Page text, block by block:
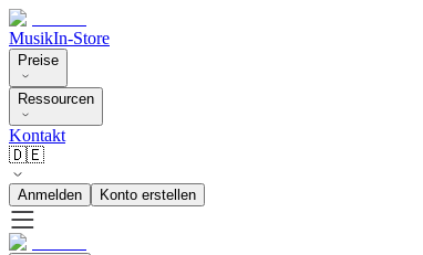
MusikIn-Store
Preise
Ressourcen
Kontakt
🇩🇪
Anmelden Konto erstellen